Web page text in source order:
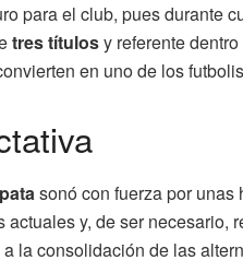
para el club, pues durante
tres títulosy referente
en uno de los
sonó con fuerza por
y, de ser necesario,
la consolidación de las